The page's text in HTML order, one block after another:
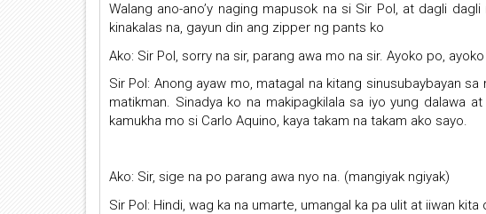
Walang ano-ano’y naging mapusok na si Sir Pol, at dagli
kinakalas na, gayun din ang zipper ng pants ko
Ako: Sir Pol, sorry na sir, parang awa mo na sir. Ayoko po,
Sir Pol: Anong ayaw mo, matagal na kitang sinusubaybayan
matikman. Sinadya ko na makipagkilala sa iyo yung dalawa
kamukha mo si Carlo Aquino, kaya takam na takam ako sayo.
Ako: Sir, sige na po parang awa nyo na. (mangiyak ngiyak)
Sir Pol: Hindi, wag ka na umarte, umangal ka pa ulit at iiwan kita